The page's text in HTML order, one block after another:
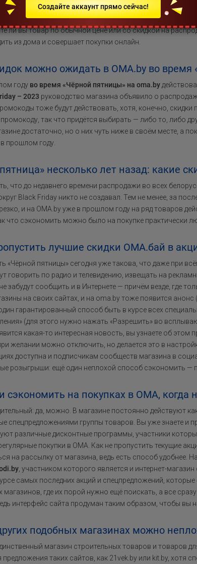
не завышали. Об ожидаемом размере скидок на этот
на определённую сумму (от 70 рублей) доставка по
ли вы товар по обычной цене или со скидкой на
из дома и совершает покупки онлайн.
можно ожидать в OMA.by во время
году во время «Чёрной пятницы» на oma.by
– 2023 руководство магазина объявило о
тоже будут действовать, хотя, конечно,
так что придётся выбирать — либо то, либо
достаточно, но о них чуть ниже в своём месте, а
прошлом году.
несколько лет назад: какие
что до недавнего времени распродажи во всех
Black Friday никто не создавал. Тем не менее, за
и на OMA.by уже в прошлом году на ряд товаров
что сэкономить можно было на покупке практически
лучшие скидки ОМА.бай в
«Чёрной пятницы» сегодня уже такова, что даже при
говорить по радио и телевидению, извещать на
забудут сообщить и в Интернете — причём везде, где
на своих сайтах, и на oma.by тоже появится
гарантированный способ быть в курсе всех
(для этого нужно нажать «Разрешить» во
какая-то интересная новость, вы узнаете об
желании можно отключить, но делается это в
доступна и подписчикам сообществ магазина в
розыгрыши: ещё один неплохой способ сэкономить —
на покупках в OMA, когда
да, можно. В магазине постоянно действуют
спецпредложениями группы товаров. Вы уже знаете и
различные дисконтные программы, участники
покупки в ОМА. Как не пропустить текущие
на рассылку от магазина, ведь есть способ удобнее.
, участником которого является и интернет-
самых последних акций и спецпредложений,
магазинов, где их порой нужно ещё поискать, а все
интерфейс сайта продуман таким образом, чтобы вы
подобных магазинах можно
магазин строительных товаров и товаров
предложения таких сайтов, как 21vek.by или kit.by, хотя
Создайте аккаунт прямо сейчас!